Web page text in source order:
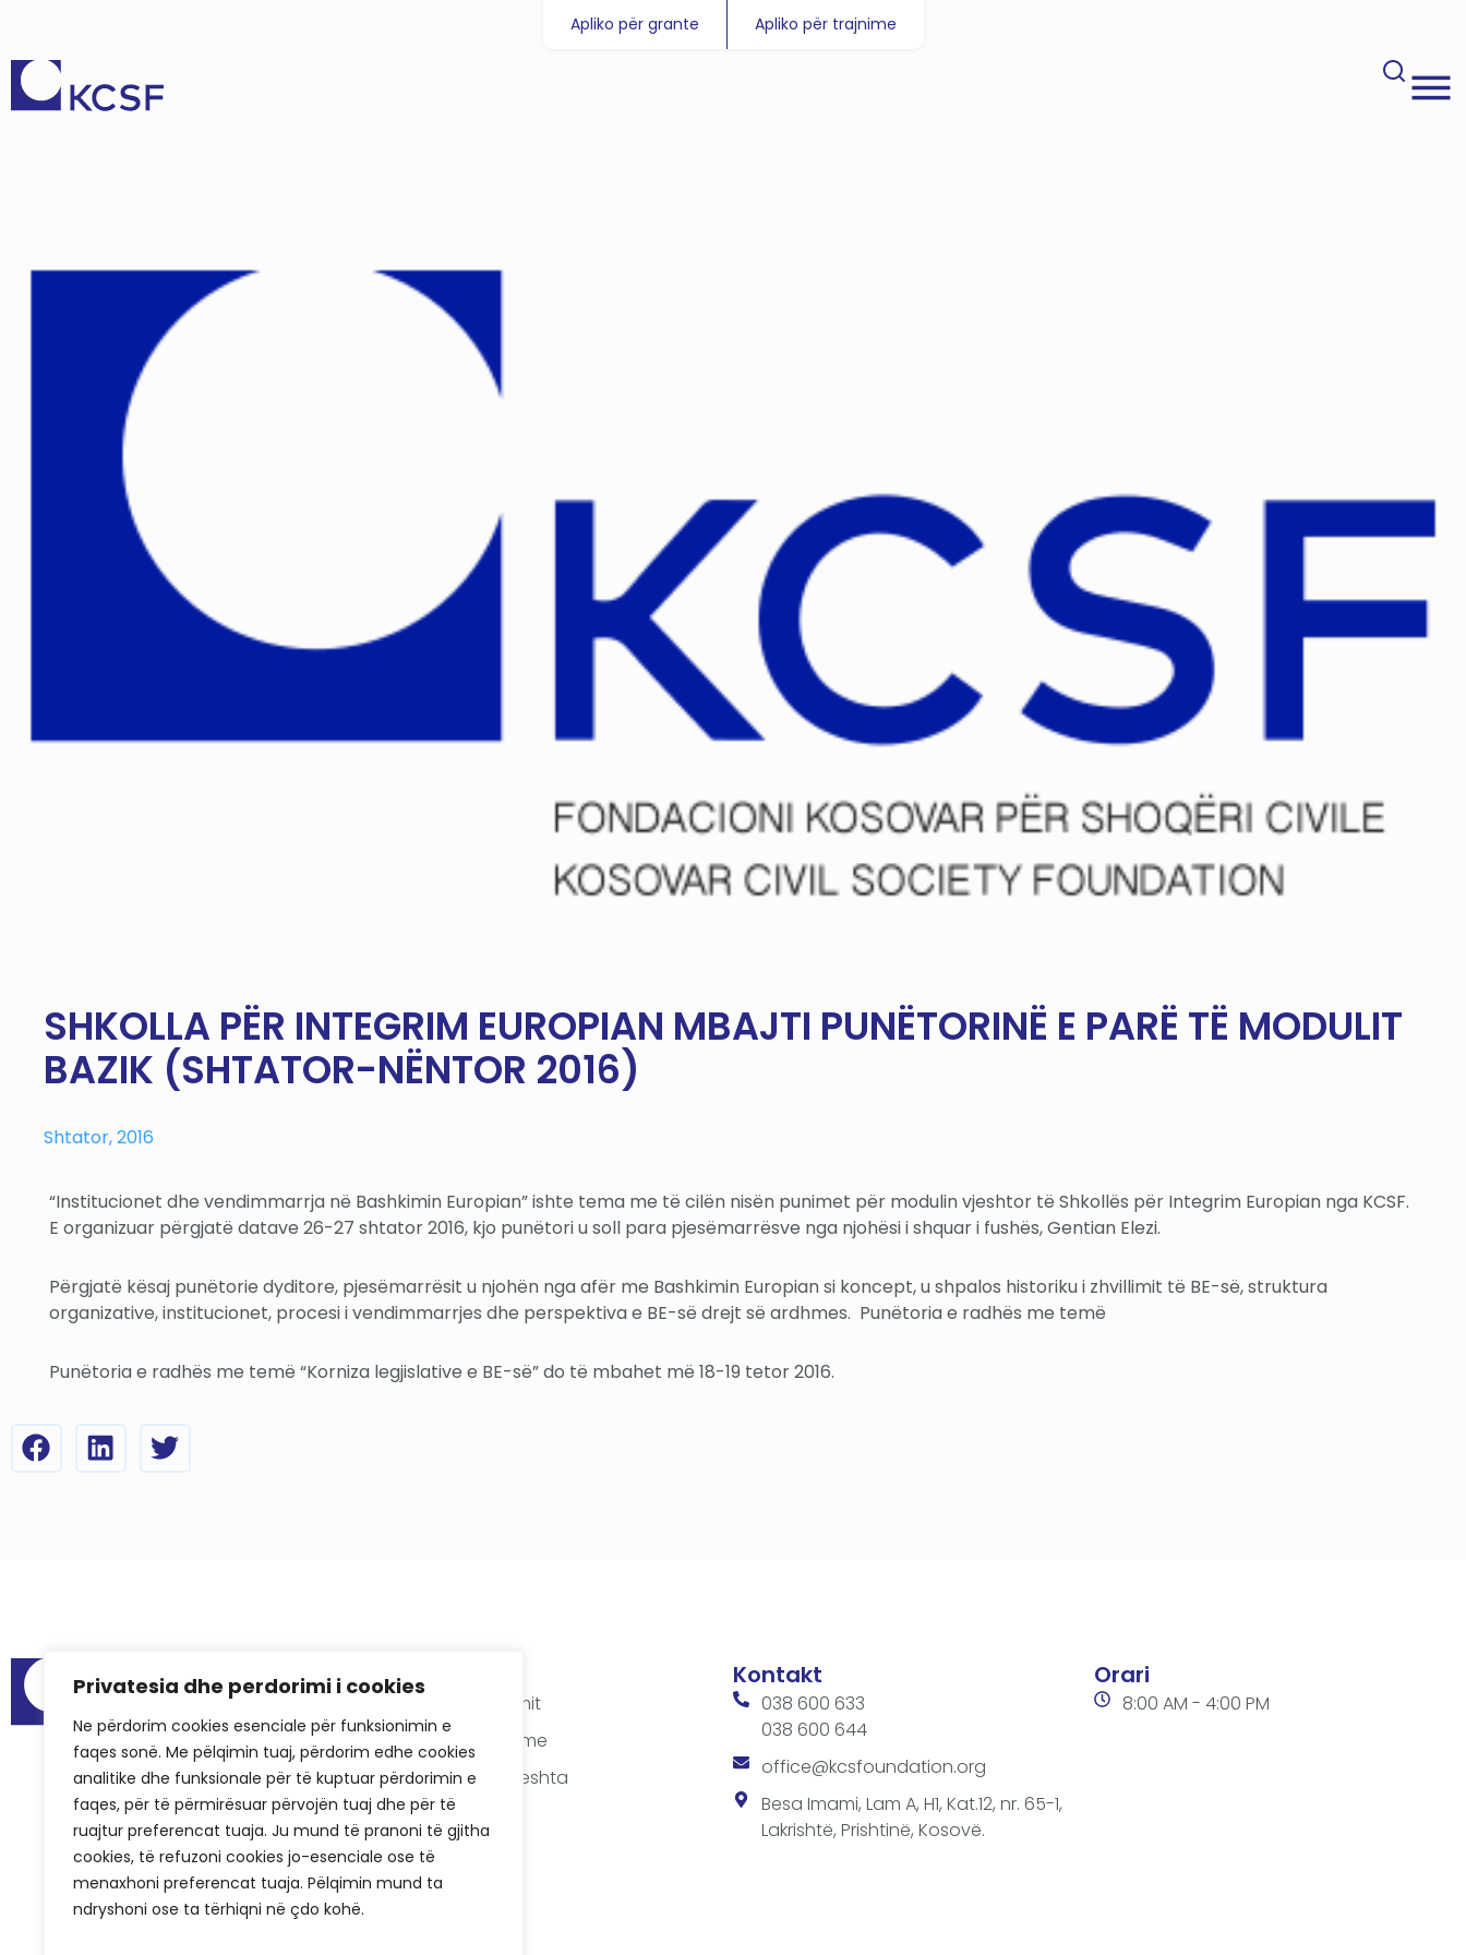
Privatesia dhe perdorimi i cookies
Ne përdorim cookies esenciale për funksionimin e
faqes sonë. Me pëlqimin tuaj, përdorim edhe cookies
analitike dhe funksionale për të kuptuar përdorimin e
faqes, për të përmirësuar përvojën tuaj dhe për të
ruajtur preferencat tuaja. Ju mund të pranoni të gjitha
cookies, të refuzoni cookies jo-esenciale ose të
menaxhoni preferencat tuaja. Pëlqimin mund ta
ndryshoni ose ta tërhiqni në çdo kohë.
Apliko për grante Apliko për trajnime
SHKOLLA PËR INTEGRIM EUROPIAN MBAJTI PUNËTORINË E PARË TË MODULIT
BAZIK (SHTATOR-NËNTOR 2016)
Shtator, 2016
“Institucionet dhe vendimmarrja në Bashkimin Europian” ishte tema me të cilën nisën punimet për modulin vjeshtor të Shkollës për Integrim Europian nga KCSF.
E organizuar përgjatë datave 26-27 shtator 2016, kjo punëtori u soll para pjesëmarrësve nga njohësi i shquar i fushës, Gentian Elezi.
Përgjatë kësaj punëtorie dyditore, pjesëmarrësit u njohën nga afër me Bashkimin Europian si koncept, u shpalos historiku i zhvillimit të BE-së, struktura
organizative, institucionet, procesi i vendimmarrjes dhe perspektiva e BE-së drejt së ardhmes. Punëtoria e radhës me temë
Punëtoria e radhës me temë “Korniza legjislative e BE-së” do të mbahet më 18-19 tetor 2016.
Menu
Raportet e auditimit
Hapësirat për takime
Pyetjet më të shpeshta
Rastet e suksesit
KCSF në media
Historiku i KCSF-së
Kontakt
038 600 633
038 600 644
office@kcsfoundation.org
Besa Imami, Lam A, H1, Kat.12, nr. 65-1,
Lakrishtë, Prishtinë, Kosovë.
Orari
8:00 AM - 4:00 PM